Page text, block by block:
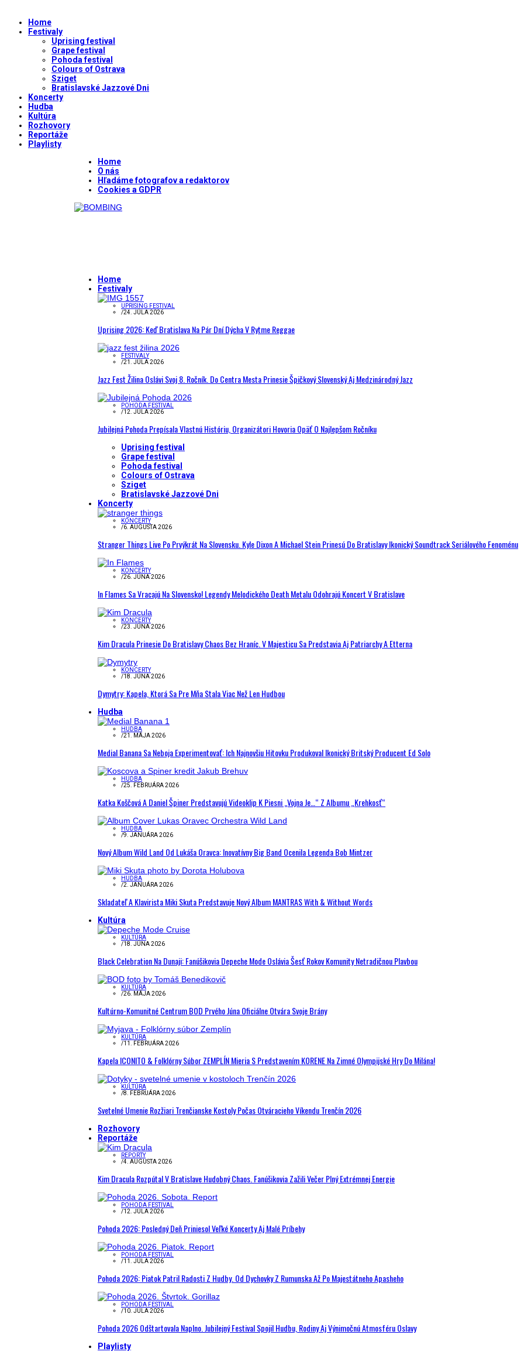
Home
Festivaly
Uprising festival
Grape festival
Pohoda festival
Colours of Ostrava
Sziget
Bratislavské Jazzové Dni
Koncerty
Hudba
Kultúra
Rozhovory
Reportáže
Playlisty
Home
O nás
Hľadáme fotografov a redaktorov
Cookies a GDPR
Home
Festivaly
UPRISING FESTIVAL
/24. JÚLA 2026
Uprising 2026: Keď Bratislava Na Pár Dní Dýcha V Rytme Reggae
FESTIVALY
/21. JÚLA 2026
Jazz Fest Žilina Oslávi Svoj 8. Ročník. Do Centra Mesta Prinesie Špičkový Slovenský Aj Medzinárodný Jazz
POHODA FESTIVAL
/12. JÚLA 2026
Jubilejná Pohoda Prepísala Vlastnú Históriu, Organizátori Hovoria Opäť O Najlepšom Ročníku
Uprising festival
Grape festival
Pohoda festival
Colours of Ostrava
Sziget
Bratislavské Jazzové Dni
Koncerty
KONCERTY
/6. AUGUSTA 2026
Stranger Things Live Po Prvýkrát Na Slovensku. Kyle Dixon A Michael Stein Prinesú Do Bratislavy Ikonický Soundtrack Seriálového Fenoménu
KONCERTY
/26. JÚNA 2026
In Flames Sa Vracajú Na Slovensko! Legendy Melodického Death Metalu Odohrajú Koncert V Bratislave
KONCERTY
/23. JÚNA 2026
Kim Dracula Prinesie Do Bratislavy Chaos Bez Hraníc. V Majesticu Sa Predstavia Aj Patriarchy A Etterna
KONCERTY
/18. JÚNA 2026
Dymytry: Kapela, Ktorá Sa Pre Mňa Stala Viac Než Len Hudbou
Hudba
HUDBA
/21. MÁJA 2026
Medial Banana Sa Neboja Experimentovať: Ich Najnovšiu Hitovku Produkoval Ikonický Britský Producent Ed Solo
HUDBA
/25. FEBRUÁRA 2026
Katka Koščová A Daniel Špiner Predstavujú Videoklip K Piesni „Vojna Je…“ Z Albumu „Krehkosť“
HUDBA
/9. JANUÁRA 2026
Nový Album Wild Land Od Lukáša Oravca: Inovatívny Big Band Ocenila Legenda Bob Mintzer
HUDBA
/2. JANUÁRA 2026
Skladateľ A Klavirista Miki Skuta Predstavuje Nový Album MANTRAS With & Without Words
Kultúra
KULTÚRA
/18. JÚNA 2026
Black Celebration Na Dunaji: Fanúšikovia Depeche Mode Oslávia Šesť Rokov Komunity Netradičnou Plavbou
KULTÚRA
/26. MÁJA 2026
Kultúrno-Komunitné Centrum BOD Prvého Júna Oficiálne Otvára Svoje Brány
KULTÚRA
/11. FEBRUÁRA 2026
Kapela ICONITO & Folklórny Súbor ZEMPLÍN Mieria S Predstavením KORENE Na Zimné Olympijské Hry Do Milána!
KULTÚRA
/8. FEBRUÁRA 2026
Svetelné Umenie Rozžiari Trenčianske Kostoly Počas Otváracieho Víkendu Trenčín 2026
Rozhovory
Reportáže
REPORTY
/4. AUGUSTA 2026
Kim Dracula Rozpútal V Bratislave Hudobný Chaos. Fanúšikovia Zažili Večer Plný Extrémnej Energie
POHODA FESTIVAL
/12. JÚLA 2026
Pohoda 2026: Posledný Deň Priniesol Veľké Koncerty Aj Malé Príbehy
POHODA FESTIVAL
/11. JÚLA 2026
Pohoda 2026: Piatok Patril Radosti Z Hudby. Od Dychovky Z Rumunska Až Po Majestátneho Apasheho
POHODA FESTIVAL
/10. JÚLA 2026
Pohoda 2026 Odštartovala Naplno. Jubilejný Festival Spojil Hudbu, Rodiny Aj Výnimočnú Atmosféru Oslavy
Playlisty